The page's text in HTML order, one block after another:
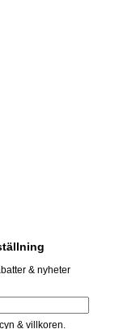
& nyheter
& villkoren.